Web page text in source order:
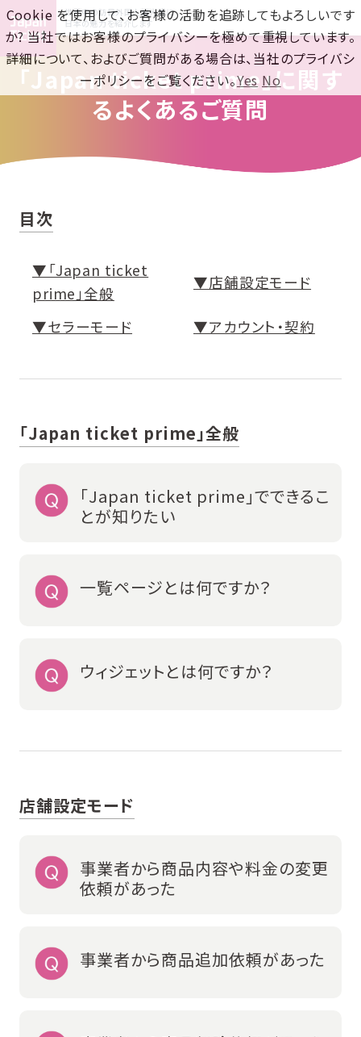
世界中の訪日外国人観光客に
日本の魅力を紹介します
「Japan ticket prime」に関す
るよくあるご質問
目次
▼「Japan ticket
prime」全般
▼店舗設定モード
▼セラーモード ▼アカウント・契約
「Japan ticket prime」全般
「Japan ticket prime」でできるこ
とが知りたい
一覧ページとは何ですか？
ウィジェットとは何ですか？
店舗設定モード
事業者から商品内容や料金の変更
依頼があった
事業者から商品追加依頼があった
Cookie を使用して、お客様の活動を追跡してもよろしいです
か? 当社ではお客様のプライバシーを極めて重視しています。
詳細について、およびご質問がある場合は、当社のプライバシ
ーポリシーをご覧ください。Yes No